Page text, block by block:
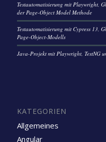
Testautomatisierung mit Playwright,
der Page-Object Model Methode
Testautomatisierung mit Cypress 13,
Page-Object-Modells
Java-Projekt mit Playwright, TestNG
KATEGORIEN
Allgemeines
Angular